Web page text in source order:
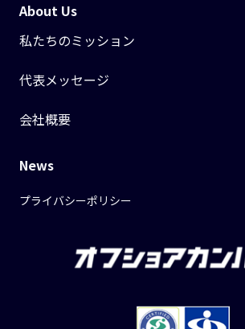
About Us
私たちのミッション
代表メッセージ
会社概要
News
プライバシーポリシー